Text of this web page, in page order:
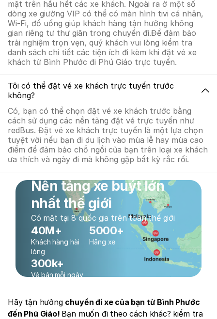
mặt trên hầu hết các xe khách. Ngoài ra ở một số
dòng xe giường VIP có thể có màn hình tivi cá nhân,
Wi-Fi, đồ uống giúp khách hàng tận hưởng không
gian riêng tư thư giãn trong chuyến đi.Để đảm bảo
trải nghiệm trọn vẹn, quý khách vui lòng kiểm tra
danh sách chi tiết các tiện ích đi kèm khi đặt vé xe
khách từ Bình Phước đi Phú Giáo trực tuyến.
Tôi có thể đặt vé xe khách trực tuyến trước
không?
Có, bạn có thể chọn đặt vé xe khách trước bằng
cách sử dụng các nền tảng đặt vé trực tuyến như
redBus. Đặt vé xe khách trực tuyến là một lựa chọn
tuyệt vời nếu bạn đi du lịch vào mùa lễ hay mùa cao
điểm để đảm bảo chỗ ngồi của bạn trên loại xe khách
ưa thích và ngày đi mà không gặp bất kỳ rắc rối.
Nền tảng xe buýt lớn
nhất thế giới
Có mặt tại 8 quốc gia trên toàn thế giới
40M+
Khách hàng hài
lòng
5000+
Hãng xe
300k+
Vé bán mỗi ngày
Hãy tận hưởng chuyến đi xe của bạn từ Bình Phước
đến Phú Giáo! Bạn muốn đi theo cách khác? kiểm tra